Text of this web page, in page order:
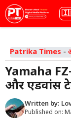
Skip
to
content
Patrika Times -
Yamaha
और एडवांस
Written by:
Published on: